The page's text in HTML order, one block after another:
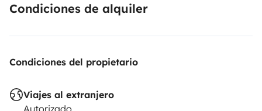
Condiciones de alquiler
Condiciones del propietario
Viajes al extranjero
Autorizado